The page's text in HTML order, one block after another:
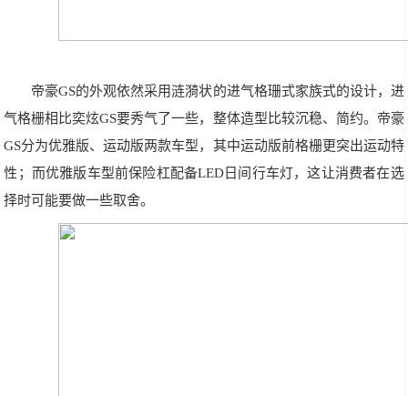
帝豪GS的外观依然采用涟漪状的进气格珊式家族式的设计，进
气格栅相比奕炫GS要秀气了一些，整体造型比较沉稳、简约。帝豪
GS分为优雅版、运动版两款车型，其中运动版前格栅更突出运动特
性；而优雅版车型前保险杠配备LED日间行车灯，这让消费者在选
择时可能要做一些取舍。